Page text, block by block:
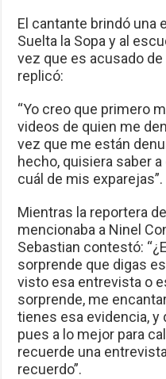
El cantante brindó una
Suelta la Sopa y al
vez que es acusado
replicó:
“Yo creo que primero
videos de quien me
vez que me están
hecho, quisiera saber
cuál de mis exparejas”.
Mientras la reportera
mencionaba a Ninel
Sebastian contestó:
sorprende que digas
visto esa entrevista o
sorprende, me
tienes esa evidencia, y
pues a lo mejor para
recuerde una
recuerdo”.